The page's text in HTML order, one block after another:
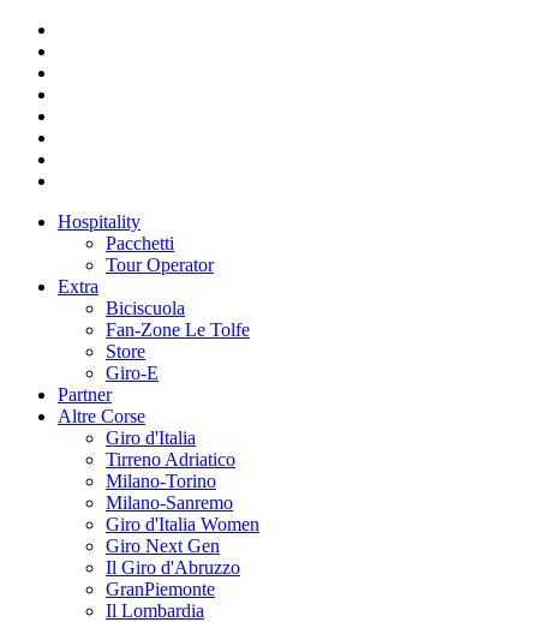
Hospitality
Pacchetti
Tour Operator
Extra
Biciscuola
Fan-Zone Le Tolfe
Store
Giro-E
Partner
Altre Corse
Giro d'Italia
Tirreno Adriatico
Milano-Torino
Milano-Sanremo
Giro d'Italia Women
Giro Next Gen
Il Giro d'Abruzzo
GranPiemonte
Il Lombardia